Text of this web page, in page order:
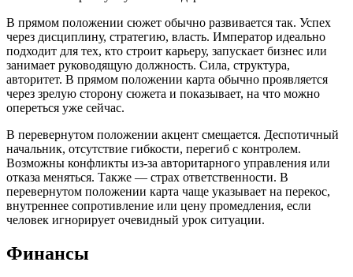
В прямом положении сюжет обычно развивается так. Успех
через дисциплину, стратегию, власть. Император идеально
подходит для тех, кто строит карьеру, запускает бизнес или
занимает руководящую должность. Сила, структура,
авторитет. В прямом положении карта обычно проявляется
через зрелую сторону сюжета и показывает, на что можно
опереться уже сейчас.
В перевернутом положении акцент смещается. Деспотичный
начальник, отсутствие гибкости, перегиб с контролем.
Возможны конфликты из-за авторитарного управления или
отказа меняться. Также — страх ответственности. В
перевернутом положении карта чаще указывает на перекос,
внутреннее сопротивление или цену промедления, если
человек игнорирует очевидный урок ситуации.
Финансы